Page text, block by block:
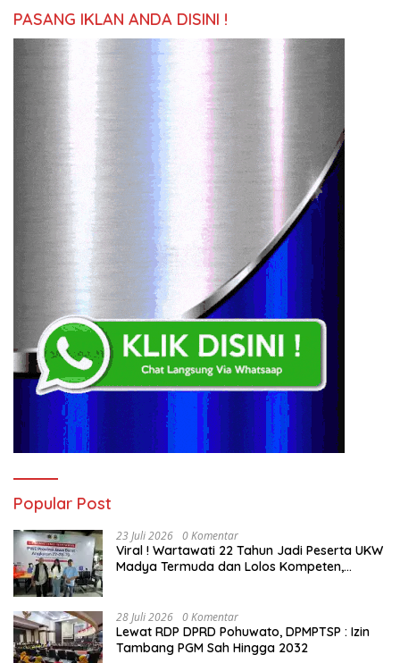
PASANG IKLAN ANDA DISINI !
Popular Post
23 Juli 2026 0 Komentar
Viral ! Wartawati 22 Tahun Jadi Peserta UKW
Madya Termuda dan Lolos Kompeten,
28 Juli 2026 0 Komentar
Lewat RDP DPRD Pohuwato, DPMPTSP : Izin
Tambang PGM Sah Hingga 2032